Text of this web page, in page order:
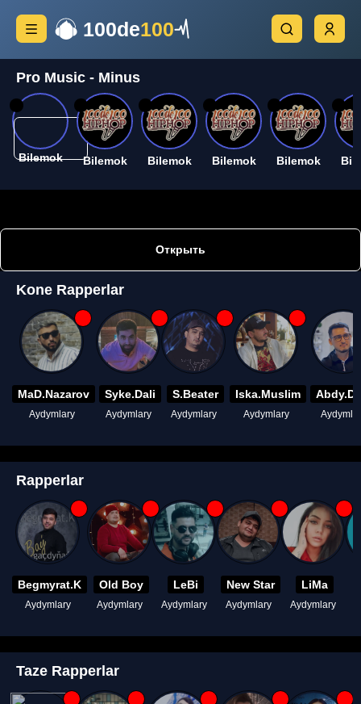
100de100
Pro Music - Minus
Bilemok Bilemok Bilemok Bilemok Bilemok
Открыть
Kone Rapperlar
MaD.Nazarov
Aydymlary
Syke.Dali
Aydymlary
S.Beater
Aydymlary
Iska.Muslim
Aydymlary
Rapperlar
Begmyrat.K
Aydymlary
Old Boy
Aydymlary
LeBi
Aydymlary
New Star
Aydymlary
LiMa
Aydymlary
Taze Rapperlar